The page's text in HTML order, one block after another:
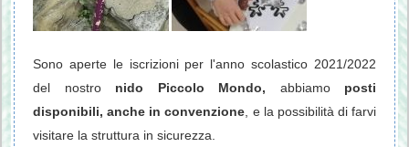
Sono aperte le iscrizioni per l'anno scolastico 2021/2022
del nostro nido Piccolo Mondo, abbiamoposti
disponibili, anche in convenzione , e la possibilità di farvi
visitare la struttura in sicurezza.